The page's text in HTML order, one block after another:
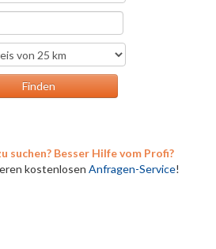
suchen? Besser Hilfe vom Profi?
kostenlosen Anfragen-Service!